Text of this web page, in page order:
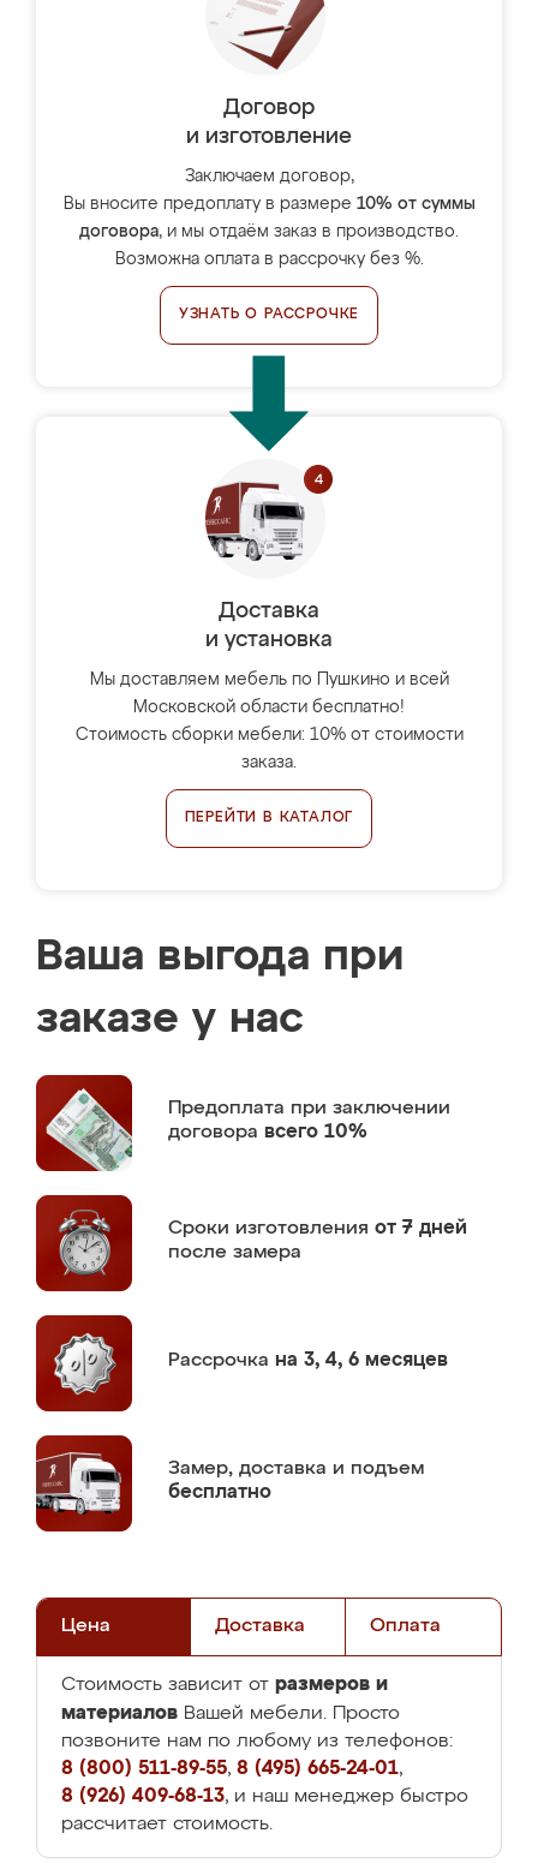
Договор
и изготовление
Заключаем договор,
Вы вносите предоплату в размере 10% от суммы
договора, и мы отдаём заказ в производство.
Возможна оплата в рассрочку без %.
УЗНАТЬ О РАССРОЧКЕ
Доставка
и установка
Мы доставляем мебель по Пушкино и всей
Московской области бесплатно!
Стоимость сборки мебели: 10% от стоимости
заказа.
ПЕРЕЙТИ В КАТАЛОГ
Ваша выгода при
заказе у нас
Предоплата при заключении
договора всего 10%
Сроки изготовления от 7 дней
после замера
Рассрочка на 3, 4, 6 месяцев
Замер, доставка и подъем
бесплатно
Цена Доставка Оплата
Стоимость зависит от размеров и
материалов Вашей мебели. Просто
позвоните нам по любому из телефонов:
8 (800) 511-89-55, 8 (495) 665-24-01,
8 (926) 409-68-13, и наш менеджер быстро
рассчитает стоимость.